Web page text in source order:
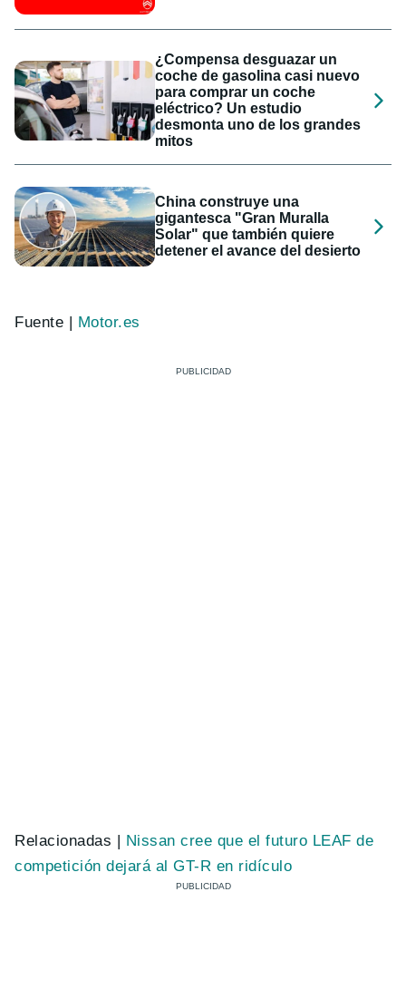
¿Compensa desguazar un
coche de gasolina casi nuevo
para comprar un coche
eléctrico? Un estudio
desmonta uno de los grandes
mitos
China construye una
gigantesca "Gran Muralla
Solar" que también quiere
detener el avance del desierto
Fuente | Motor.es
Relacionadas | Nissan cree que el futuro LEAF de
competición dejará al GT-R en ridículo